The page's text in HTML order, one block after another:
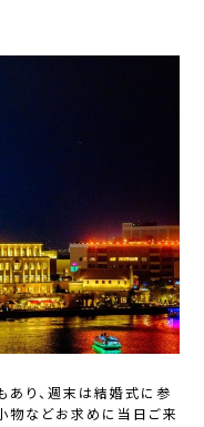
あり、週末は結婚式に参
物などお求めに当日ご来